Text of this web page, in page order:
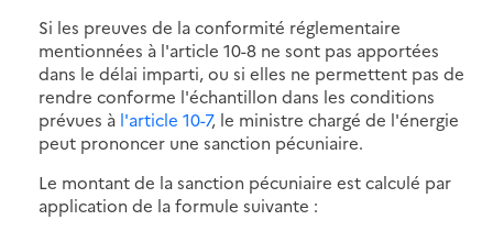
Si les preuves de la conformité réglementaire
mentionnées à l'article 10-8 ne sont pas apportées
dans le délai imparti, ou si elles ne permettent pas de
rendre conforme l'échantillon dans les conditions
prévues à l'article 10-7, le ministre chargé de l'énergie
peut prononcer une sanction pécuniaire.
Le montant de la sanction pécuniaire est calculé par
application de la formule suivante :